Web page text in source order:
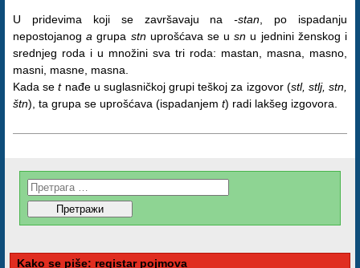
U pridevima koji se završavaju na-stan , po ispadanju
nepostojanoga grupa stnuprošćava se usn u jednini ženskog i
srednjeg roda i u množini sva tri roda: mastan, masna, masno,
masni, masne, masna.
Kada setnađe u suglasničkoj grupi teškoj za izgovor (stl, stlj, stn,
štn), ta grupa se uprošćava (ispadanjem t) radi lakšeg izgovora.
Kako se piše: registar pojmova